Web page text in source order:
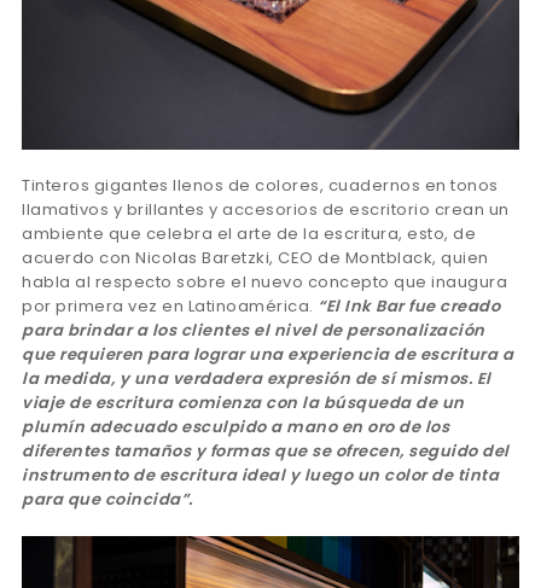
Tinteros gigantes llenos de colores, cuadernos en tonos
llamativos y brillantes y accesorios de escritorio crean un
ambiente que celebra el arte de la escritura, esto, de
acuerdo con Nicolas Baretzki, CEO de Montblack, quien
habla al respecto sobre el nuevo concepto que inaugura
por primera vez en Latinoamérica. “El Ink Bar fue creado
para brindar a los clientes el nivel de personalización
que requieren para lograr una experiencia de escritura a
la medida, y una verdadera expresión de sí mismos. El
viaje de escritura comienza con la búsqueda de un
plumín adecuado esculpido a mano en oro de los
diferentes tamaños y formas que se ofrecen, seguido del
instrumento de escritura ideal y luego un color de tinta
para que coincida”.